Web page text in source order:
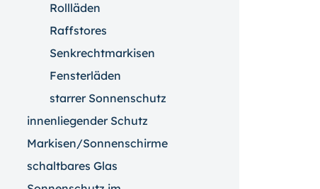
Rollläden
Raffstores
Senkrechtmarkisen
Fensterläden
starrer Sonnenschutz
innenliegender Schutz
Markisen/Sonnenschirme
schaltbares Glas